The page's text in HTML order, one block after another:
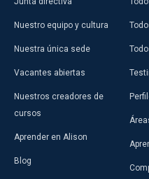
Nuestro equipo y cultura
Nuestra única sede
Vacantes abiertas
Nuestros creadores de
cursos
Aprender en Alison
Blog